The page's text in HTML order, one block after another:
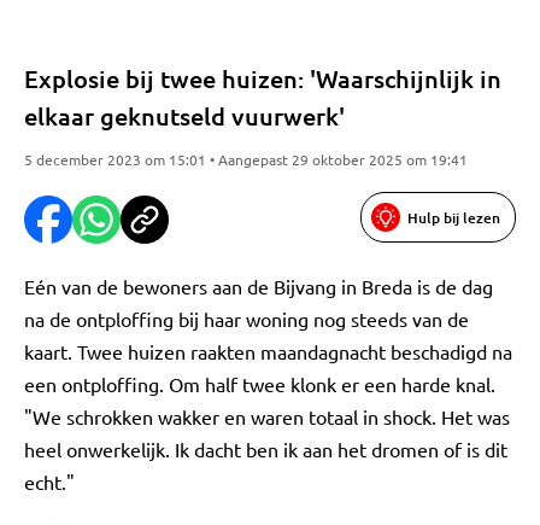
Explosie bij twee huizen: 'Waarschijnlijk in
elkaar geknutseld vuurwerk'
5 december 2023 om 15:01 • Aangepast 29 oktober 2025 om 19:41
Hulp bij lezen
Eén van de bewoners aan de Bijvang in Breda is de dag
na de ontploffing bij haar woning nog steeds van de
kaart. Twee huizen raakten maandagnacht beschadigd na
een ontploffing. Om half twee klonk er een harde knal.
"We schrokken wakker en waren totaal in shock. Het was
heel onwerkelijk. Ik dacht ben ik aan het dromen of is dit
echt."